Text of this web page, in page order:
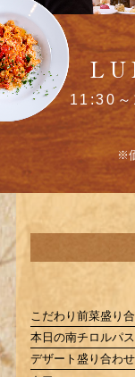
11:30
※
こだわり前菜盛り
本日の南チロルパ
デザート盛り合わせ